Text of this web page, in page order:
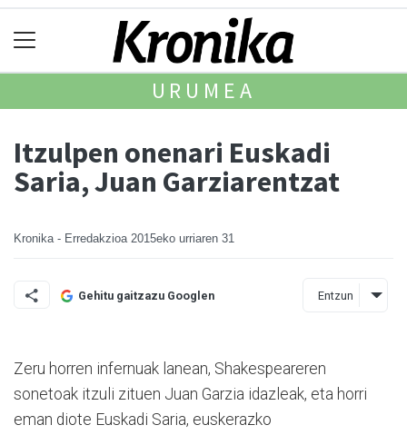
URUMEA
Itzulpen onenari Euskadi
Saria, Juan Garziarentzat
Kronika - Erredakzioa 2015eko urriaren 31
Gehitu gaitzazu Googlen Entzun
Zeru horren infernuak lanean, Shakespeareren
sonetoak itzuli zituen Juan Garzia idazleak, eta horri
eman diote Euskadi Saria, euskerazko